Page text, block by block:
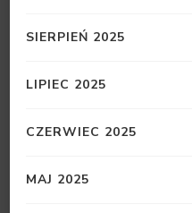
SIERPIEŃ 2025
LIPIEC 2025
CZERWIEC 2025
MAJ 2025